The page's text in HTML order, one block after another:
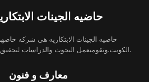
حاضيه الجينات
حاضيه الجينات الابتكاريه هي شركه
الكويت.وتقومبعمل البحوث والدراسات لتحقيق الابتكارات المقدمه.
معارف و فنون